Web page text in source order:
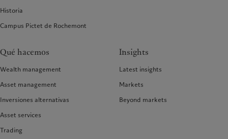
Historia
Campus Pictet de Rochemont
Qué hacemos
Wealth management
Asset management
Inversiones alternativas
Asset services
Trading
Insights
Latest insights
Markets
Beyond markets